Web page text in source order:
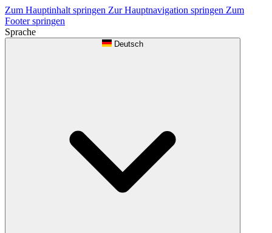
Zum Hauptinhalt springen Zur Hauptnavigation springen Zum
Footer springen
Sprache
Deutsch